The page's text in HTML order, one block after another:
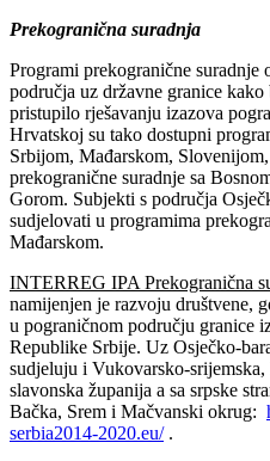
Prekogranična suradnja
Programi prekogranične suradnje
područja uz državne granice kako
pristupilo rješavanju izazova
Hrvatskoj su tako dostupni
Srbijom, Mađarskom,
prekogranične suradnje sa
Gorom. Subjekti s područja
sudjelovati u programima
Mađarskom.
INTERREG IPA Prekogranična
namijenjen je razvoju društvene,
u pograničnom području granice
Republike Srbije. Uz Osječko-
sudjeluju i Vukovarsko-
slavonska županija a sa srpske
Bačka, Srem i Mačvanski okrug:
serbia2014-2020.eu/.